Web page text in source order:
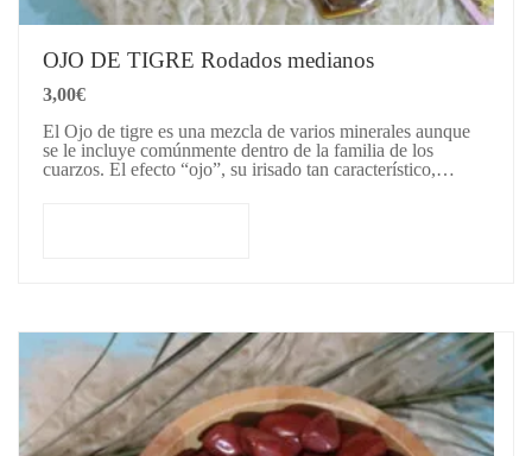
OJO DE TIGRE Rodados medianos
3,00€
El Ojo de tigre es una mezcla de varios minerales aunque
se le incluye comúnmente dentro de la familia de los
cuarzos. El efecto “ojo”, su irisado tan característico,…